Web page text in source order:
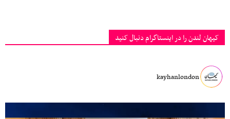
کیهان لندن را در اینستاگرام دنبال کنید
kayhanlondon